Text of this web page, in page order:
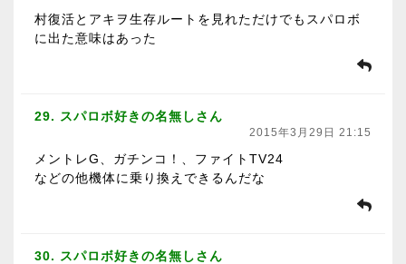
村復活とアキヲ生存ルートを見れただけでもスパロボ
に出た意味はあった
29. スパロボ好きの名無しさん
2015年3月29日 21:15
メントレG、ガチンコ！、ファイトTV24
などの他機体に乗り換えできるんだな
30. スパロボ好きの名無しさん